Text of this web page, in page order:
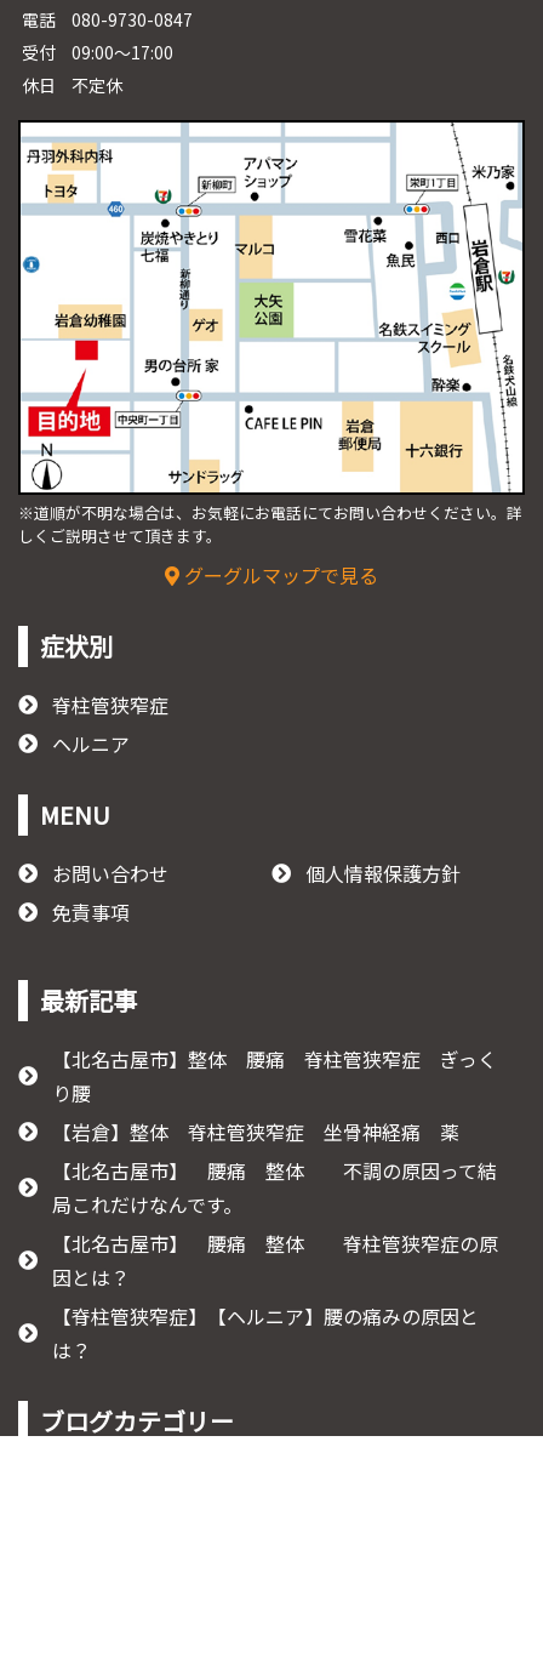
電話
080-9730-0847
受付
09:00～17:00
休日
不定休
※道順が不明な場合は、お気軽にお電話にてお問い合わせください。 詳
しくご説明させて頂きます。
グーグルマップで見る
症状別
脊柱管狭窄症
ヘルニア
MENU
お問い合わせ
個人情報保護方針
免責事項
最新記事
【北名古屋市】整体 腰痛 脊柱管狭窄症 ぎっく
り腰
【岩倉】整体 脊柱管狭窄症 坐骨神経痛 薬
【北名古屋市】 腰痛 整体 不調の原因って結
局これだけなんです。
【北名古屋市】 腰痛 整体 脊柱管狭窄症の原
因とは？
【脊柱管狭窄症】【ヘルニア】腰の痛みの原因と
は？
ブログカテゴリー